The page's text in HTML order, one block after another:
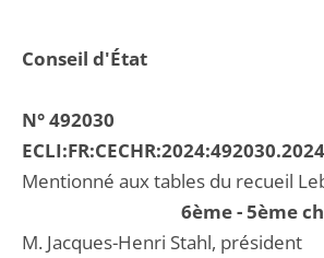
Conseil d'État
N° 492030
Mentionné aux tables du recueil
6ème - 5ème
M. Jacques-Henri Stahl, président